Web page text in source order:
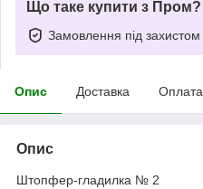
Що таке купити з Пром?
Замовлення під захистом
Опис Доставка Оплата
Опис
Штопфер-гладилка № 2